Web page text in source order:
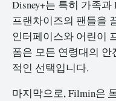
Disney+는 특히 가족과
프랜차이즈의 팬들을
인터페이스와 어린이
폼은 모든 연령대의
적인 선택입니다.
마지막으로, Filmin은